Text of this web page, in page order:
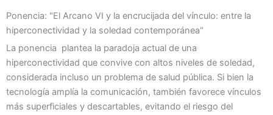
Ponencia: "El Arcano VI y la encrucijada del vínculo: entre la
hiperconectividad y la soledad contemporánea"
La ponencia plantea la paradoja actual de una
hiperconectividad que convive con altos niveles de soledad,
considerada incluso un problema de salud pública. Si bien la
tecnología amplía la comunicación, también favorece vínculos
más superficiales y descartables, evitando el riesgo del